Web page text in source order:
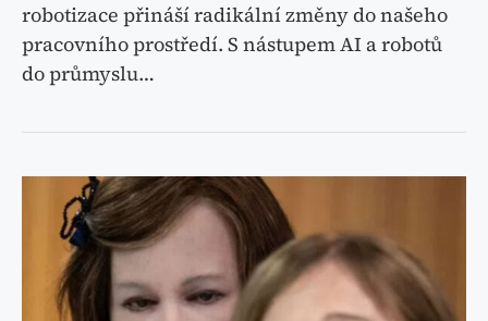
robotizace přináší radikální změny do našeho
pracovního prostředí. S nástupem AI a robotů
do průmyslu…